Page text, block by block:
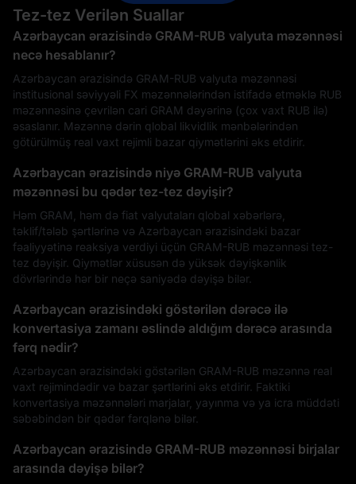
Tez-tez Verilən Suallar
Azərbaycan ərazisində GRAM-RUB valyuta məzənnəsi
necə hesablanır?
Azərbaycan ərazisində GRAM-RUB valyuta məzənnəsi
institusional səviyyəli FX məzənnələrindən istifadə etməklə RUB
məzənnəsinə çevrilən cari GRAM dəyərinə (çox vaxt RUB ilə)
əsaslanır. Məzənnə dərin qlobal likvidlik mənbələrindən
götürülmüş real vaxt rejimli bazar qiymətlərini əks etdirir.
Azərbaycan ərazisində niyə GRAM-RUB valyuta
məzənnəsi bu qədər tez-tez dəyişir?
Həm GRAM, həm də fiat valyutaları qlobal xəbərlərə,
təklif/tələb şərtlərinə və Azərbaycan ərazisindəki bazar
fəaliyyətinə reaksiya verdiyi üçün GRAM-RUB məzənnəsi tez-
tez dəyişir. Qiymətlər xüsusən də yüksək dəyişkənlik
dövrlərində hər bir neçə saniyədə dəyişə bilər.
Azərbaycan ərazisindəki göstərilən dərəcə ilə
konvertasiya zamanı əslində aldığım dərəcə arasında
fərq nədir?
Azərbaycan ərazisindəki göstərilən GRAM-RUB məzənnə real
vaxt rejimindədir və bazar şərtlərini əks etdirir. Faktiki
konvertasiya məzənnələri marjalar, yayınma və ya icra müddəti
səbəbindən bir qədər fərqlənə bilər.
Azərbaycan ərazisində GRAM-RUB məzənnəsi birjalar
arasında dəyişə bilər?